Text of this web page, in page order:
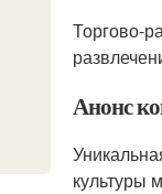
Торгово-
Анонс
культуры